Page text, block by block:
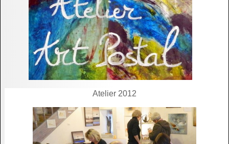
Atelier 2012